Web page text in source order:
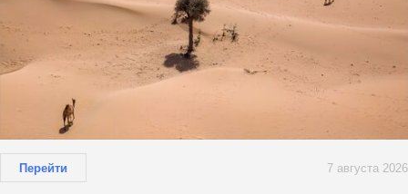
Перейти 7 августа 2026